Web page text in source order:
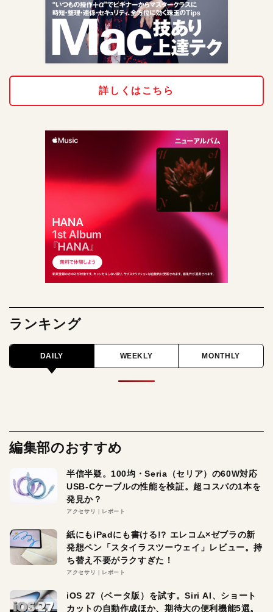
詳しくはこちら
ランキング
DAILY WEEKLY MONTHLY
編集部のおすすめ
半信半疑。100均・Seria（セリア）の60W対応
USB-Cケーブルの性能を検証。超コスパの1本を
発見か？
アクセサリ レポート
紙にもiPadにも書ける!? エレコム×ゼブラの新
発想ペン「スタイラスツーウェイ」レビュー。持
ち替え不要がラクすぎた！
アクセサリ レポート
iOS 27（ベータ版）を試す。Siri AI、ショート
カットの自動作成ほか、期待大の便利機能5選。